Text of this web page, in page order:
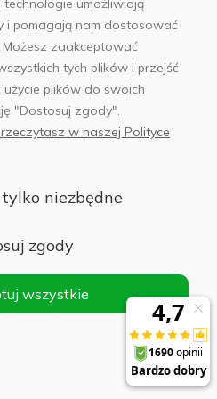
folią ochronną
technologie umożliwiają
i pomagają nam dostosować
zaakceptować
tych plików i przejść
plików do swoich
"Dostosuj zgody".
w naszej Polityce
niezbędne
zgody
wszystkie